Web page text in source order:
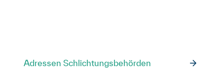
Adressen Schlichtungsbehörden